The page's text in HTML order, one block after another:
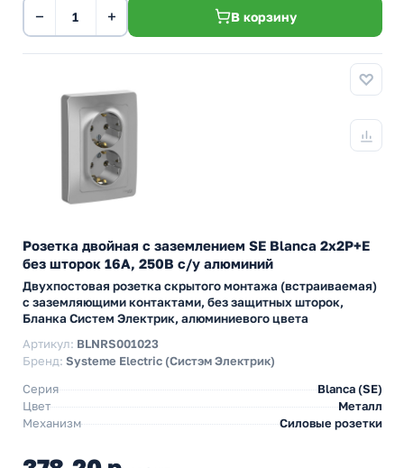
− + В корзину
Розетка двойная с заземлением SE Blanca 2х2Р+Е
без шторок 16А, 250В с/у алюминий
Двухпостовая розетка скрытого монтажа (встраиваемая)
с заземляющими контактами, без защитных шторок,
Бланка Систем Электрик, алюминиевого цвета
Артикул: BLNRS001023
Бренд: Systeme Electric (Систэм Электрик)
Серия
Blanca (SE)
Цвет
Металл
Механизм
Силовые розетки